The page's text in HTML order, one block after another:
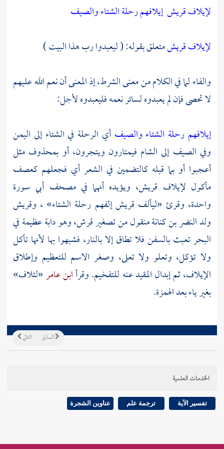
لإيلاف قريش إيلافهم رحلة الشتاء والصيف
لإيلاف قريشمتعلق بقوله: ( ليعبدوا رب هذا البيت )
والفاء لما في الكلام من معنى الشرط، إذ المعنى أن نعم الله عليهم
لا تحصى فإن لم يعبدوه لسائر نعمه فليعبدوه لأجل:
إيلافهم رحلة الشتاء والصيفأي الرحلة في الشتاء إلى اليمن
وفي الصيف إلى الشام فيمتارون ويتجرون، أو بمحذوف مثل
أعجبوا أو بما قبله كالتضمين في الشعر أي فجعلهم كعصف
مأكول لإيلاف قريش، ويؤيده أنهما في مصحف أبي سورة
واحدة، وقرئ «ليألف قريش إلفهم رحلة الشتاء» ، وقريش
ولدالنضر بن كنانةمنقول من تصغير قرش، وهو دابة عظيمة في
البحر تعبث بالسفن فلا تطاق إلا بالنار، فشبهوا بها لأنها تأكل
ولا تؤكل، وتعلو ولا تعلى، وصغر الاسم للتعظيم وإطلاق
الإيلاف، ثم إبدال المقيد عنه للتفخيم. وقرأابن عامر«لئلاف»
بغير ياء بعد الهمزة.
التالي السابق
الخدمات العلمية
تفسير الآية ترجمة علم عناوين الشجرة